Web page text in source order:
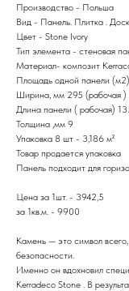
Производство - Польша
Вид - Панель. Плитка .
Цвет - Stone Ivory
Тип элемента - стеновая
Материал- композит
Площадь одной панели
Ширина, мм 295 (рабочая )
Длина панели ( рабочая)
Толщина ,мм 9
Упаковка 8 шт - 3,186 м²
Товар продается упаковка
Панель подходит для
Цена за 1шт. - 3942,5
за 1кв.м. - 9900
Камень — это символ
безопасности.
Именно он вдохновил
Kerradeco Stone . В